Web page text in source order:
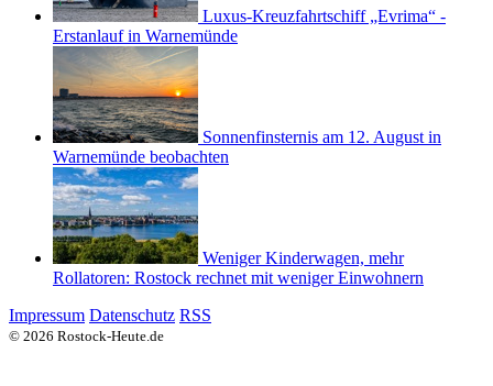
Luxus-Kreuzfahrtschiff „Evrima“ -
Erstanlauf in Warnemünde
Sonnenfinsternis am 12. August in
Warnemünde beobachten
Weniger Kinderwagen, mehr
Rollatoren: Rostock rechnet mit weniger Einwohnern
Impressum Datenschutz RSS
© 2026 Rostock-Heute.de